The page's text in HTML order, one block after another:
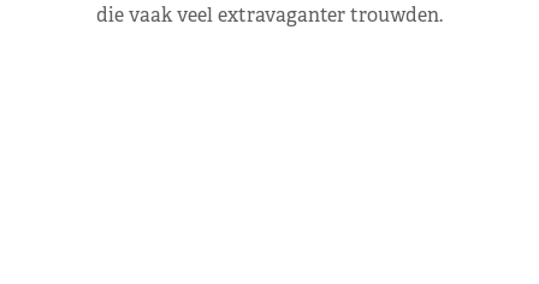
die vaak veel extravaganter trouwden.